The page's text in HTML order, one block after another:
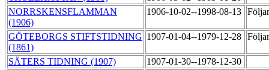
NORRSKENSFLAMMAN
(1906)
1906-10-02--1998-08-13
GÖTEBORGS STIFTSTIDNING
(1861)
1907-01-04--1979-12-28
SÄTERS TIDNING (1907)
1907-01-30--1978-12-30